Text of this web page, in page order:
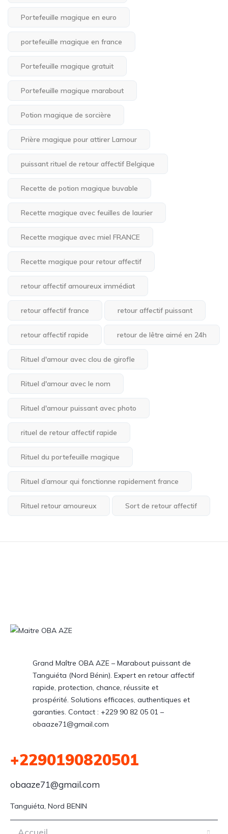
Portefeuille magique en euro
portefeuille magique en france
Portefeuille magique gratuit
Portefeuille magique marabout
Potion magique de sorcière
Prière magique pour attirer Lamour
puissant rituel de retour affectif Belgique
Recette de potion magique buvable
Recette magique avec feuilles de laurier
Recette magique avec miel FRANCE
Recette magique pour retour affectif
retour affectif amoureux immédiat
retour affectif france retour affectif puissant
retour affectif rapide retour de lêtre aimé en 24h
Rituel d'amour avec clou de girofle
Rituel d'amour avec le nom
Rituel d'amour puissant avec photo
rituel de retour affectif rapide
Rituel du portefeuille magique
Rituel d’amour qui fonctionne rapidement france
Rituel retour amoureux Sort de retour affectif
Grand Maître OBA AZE – Marabout puissant de
Tanguiéta (Nord Bénin). Expert en retour affectif
rapide, protection, chance, réussite et
prospérité. Solutions efficaces, authentiques et
garanties. Contact : +229 90 82 05 01 –
obaaze71@gmail.com
+2290190820501
obaaze71@gmail.com
Tanguiéta, Nord BENIN